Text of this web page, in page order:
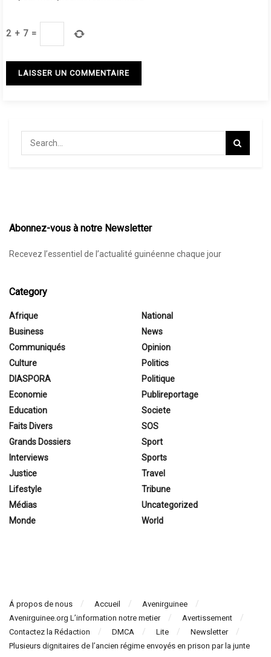
2 + 7 =
Abonnez-vous à notre Newsletter
Recevez l’essentiel de l’actualité guinéenne chaque jour
Category
Afrique
Business
Communiqués
Culture
DIASPORA
Economie
Education
Faits Divers
Grands Dossiers
Interviews
Justice
Lifestyle
Médias
Monde
National
News
Opinion
Politics
Politique
Publireportage
Societe
SOS
Sport
Sports
Travel
Tribune
Uncategorized
World
Á propos de nous Accueil
Avenirguinee
Avenirguinee.org L’information notre metier
Avertissement
Contactez la Rédaction
DMCA Lite
Newsletter
Plusieurs dignitaires de l’ancien régime envoyés en prison par la junte